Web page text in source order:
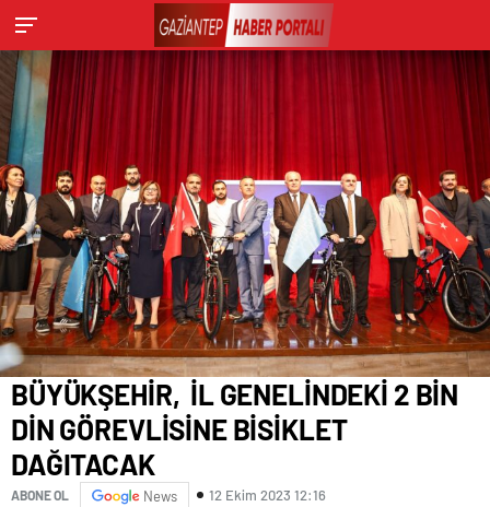
BÜYÜKŞEHİR, İL GENELİNDEKİ 2 BİN
DİN GÖREVLİSİNE BİSİKLET
DAĞITACAK
ABONE OL News 12 Ekim 2023 12:16